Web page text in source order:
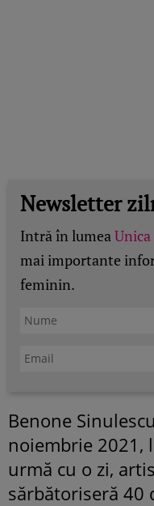
Newsletter
Intră în lumeaUnica
mai importante
feminin.
Benone
noiembrie 2021,
urmă cu o zi,
sărbătoriseră 40